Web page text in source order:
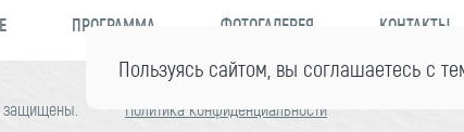
ПРОГРАММА ФОТОГАЛЕРЕЯ КОНТАКТЫ
защищены. Политика конфиденциальности
Пользуясь сайтом, вы соглашаетесь с